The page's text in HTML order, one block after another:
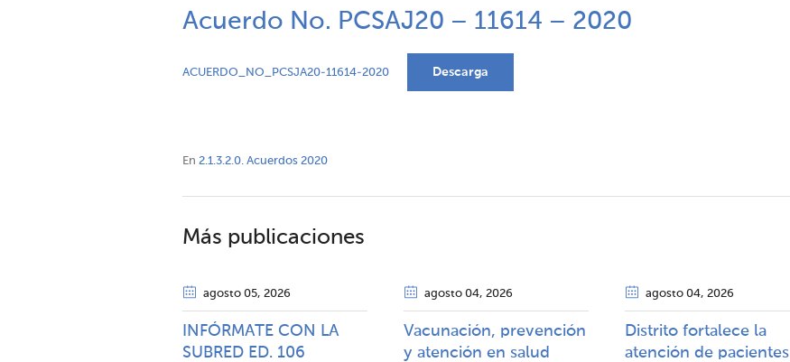
Acuerdo No. PCSAJ20 – 11614 – 2020
ACUERDO_NO_PCSJA20-11614-2020 Descarga
En 2.1.3.2.0. Acuerdos 2020
Más publicaciones
agosto 05, 2026
INFÓRMATE CON LA
SUBRED ED. 106
agosto 04, 2026
Vacunación, prevención
y atención en salud
agosto 04, 2026
Distrito fortalece la
atención de pacientes